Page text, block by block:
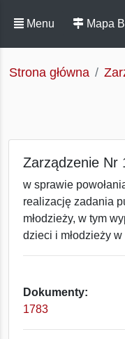
Menu Mapa
Strona główna
Zarządzenie Nr
w sprawie
realizację zadania
młodzieży, w tym
dzieci i młodzieży
Dokumenty:
1783